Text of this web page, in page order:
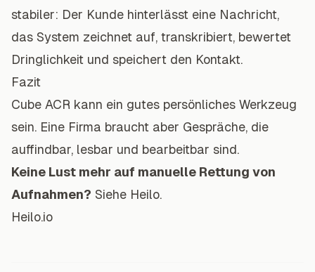
stabiler: Der Kunde hinterlässt eine Nachricht,
das System zeichnet auf, transkribiert, bewertet
Dringlichkeit und speichert den Kontakt.
Fazit
Cube ACR kann ein gutes persönliches Werkzeug
sein. Eine Firma braucht aber Gespräche, die
auffindbar, lesbar und bearbeitbar sind.
Keine Lust mehr auf manuelle Rettung von
Aufnahmen? Siehe Heilo.
Heilo.io